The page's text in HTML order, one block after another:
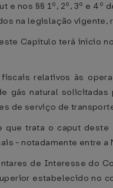
e nos §§ 1º, 2º, 3º e
na legislação
Capítulo terá início
relativos às
gás natural
de serviço de
que trata o caput
- notadamente entre
de Interesse do
estabelecido no